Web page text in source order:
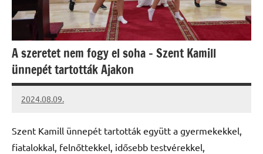
A szeretet nem fogy el soha – Szent Kamill
ünnepét tartották Ajakon
2024.08.09.
kovacs.agi
Szent Kamill ünnepét tartották együtt a gyermekekkel,
fiatalokkal, felnőttekkel, idősebb testvérekkel,